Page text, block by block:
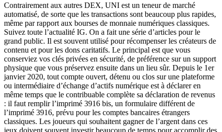
Contrairement aux autres DEX, UNI est un teneur de marché
automatisé, de sorte que les transactions sont beaucoup plus rapides,
même par rapport aux bourses de monnaie numériques classiques.
Suivez toute l’actualité IG. On a fait une série d’articles pour le
grand public. Il est souvent utilisé pour récompenser les créateurs de
contenu et pour les dons caritatifs. Le principal est que vous
conserviez vos clés privées en sécurité, de préférence sur un support
physique que vous préservez ensuite dans un lieu sûr. Depuis le 1er
janvier 2020, tout compte ouvert, détenu ou clos sur une plateforme
ou intermédiaire d’échange d’actifs numérique est à déclarer en
même temps que le contribuable complète sa déclaration de revenus
: il faut remplir l’imprimé 3916 bis, un formulaire différent de
l’imprimé 3916, prévu pour les comptes bancaires étrangers
classiques. Les joueurs qui souhaitent gagner de l’argent dans ces
jeux doivent souvent investir beaucoup de temps pour accomplir des